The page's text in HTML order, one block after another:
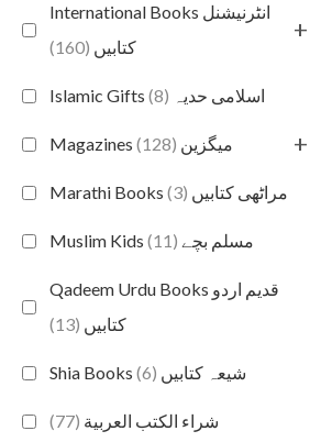
International Books انٹرنیشنل
کتابیں (160)
+
Islamic Gifts اسلامی حدیہ (8)
Magazines میگزین (128) +
Marathi Books مراٹھی کتابیں (3)
Muslim Kids مسلم بچے (11)
Qadeem Urdu Books قدیم اردو
کتابیں (13)
Shia Books شیعہ کتابیں (6)
شراء الكتب العربية (77)